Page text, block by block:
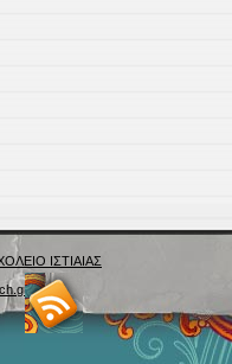
ΙΣΤΙΑΙΑΣ